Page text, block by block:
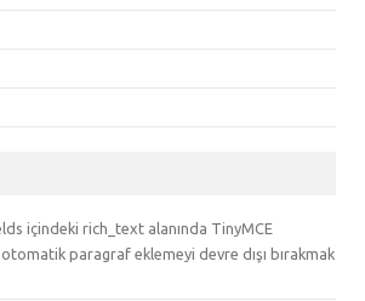
içindeki rich_text alanında TinyMCE
paragraf eklemeyi devre dışı bırakmak